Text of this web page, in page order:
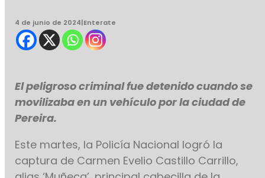
4 de junio de 2024|Enterate
El peligroso criminal fue detenido cuando se
movilizaba en un vehículo por la ciudad de
Pereira.
Este martes, la Policía Nacional logró la
captura de Carmen Evelio Castillo Carrillo,